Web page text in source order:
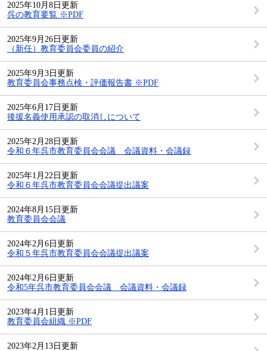
2025年10月8日更新
呉の教育要覧 ※PDF
2025年9月26日更新
（新任）教育委員会委員の紹介
2025年9月3日更新
教育委員会事務点検・評価報告書 ※PDF
2025年6月17日更新
後援名義使用承認の取消しについて
2025年2月28日更新
令和６年呉市教育委員会会議 会議資料・会議録
2025年1月22日更新
令和６年呉市教育委員会会議提出議案
2024年8月15日更新
教育委員会会議
2024年2月6日更新
令和５年呉市教育委員会会議提出議案
2024年2月6日更新
令和5年呉市教育委員会会議 会議資料・会議録
2023年4月1日更新
教育委員会組織 ※PDF
2023年2月13日更新